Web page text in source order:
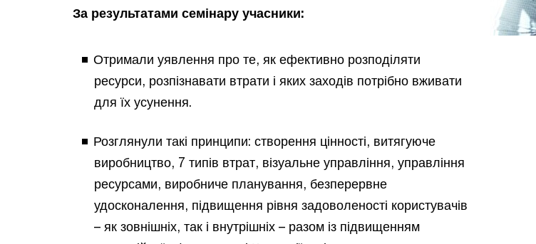
За результатами семінару учасники:
Отримали уявлення про те, як ефективно розподіляти
ресурси, розпізнавати втрати і яких заходів потрібно вживати
для їх усунення.
Розглянули такі принципи: створення цінності, витягуюче
виробництво, 7 типів втрат, візуальне управління, управління
ресурсами, виробниче планування, безперервне
удосконалення, підвищення рівня задоволеності користувачів
– як зовнішніх, так і внутрішніх – разом із підвищенням